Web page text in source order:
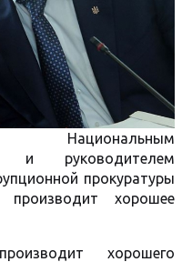
и руководителем
прокуратуры
хорошее
хорошего